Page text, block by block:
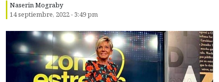
Naserin Mograby
14 septiembre, 2022 - 3:49 pm